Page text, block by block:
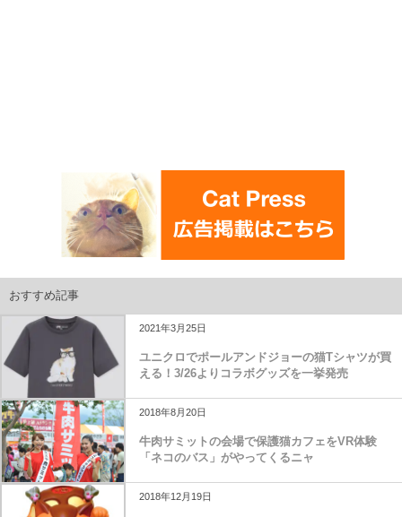
おすすめ記事
2021年3月25日
ユニクロでポールアンドジョーの猫Tシャツが買
える！3/26よりコラボグッズを一挙発売
2018年8月20日
牛肉サミットの会場で保護猫カフェをVR体験
「ネコのバス」がやってくるニャ
2018年12月19日